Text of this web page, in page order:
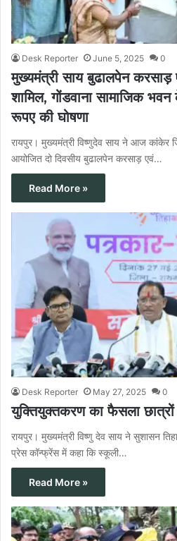
Desk Reporter June 5, 2025 0
मुख्यमंत्री साय बुढालपेन करसाड़
शामिल, गोंडवाना सामाजिक
रूपए की घोषणा
रायपुर। मुख्यमंत्री विष्णुदेव साय ने आज कांकेर
आयोजित दो दिवसीय बुढालपेन करसाड़ एवं…
Read More »
Desk Reporter May 27, 2025 0
युक्तियुक्तकरण का फैसला
रायपुर। मुख्यमंत्री विष्णु देव साय ने सुशासन
प्रेस कॉन्फ्रेंस में कहा कि स्कूली…
Read More »